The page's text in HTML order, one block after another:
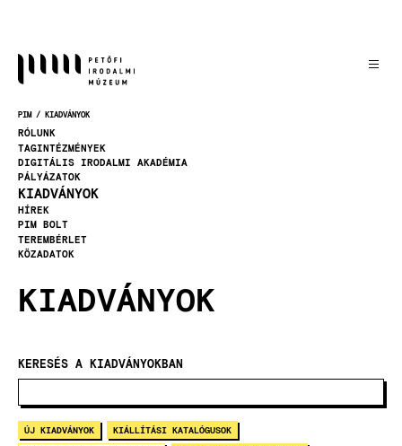
MORZSA
PIM KIADVÁNYOK
RÓLUNK
TAGINTÉZMÉNYEK
DIGITÁLIS IRODALMI AKADÉMIA
PÁLYÁZATOK
KIADVÁNYOK
HÍREK
PIM BOLT
TEREMBÉRLET
KÖZADATOK
KIADVÁNYOK
KERESÉS A KIADVÁNYOKBAN
ÚJ KIADVÁNYOK KIÁLLÍTÁSI KATALÓGUSOK